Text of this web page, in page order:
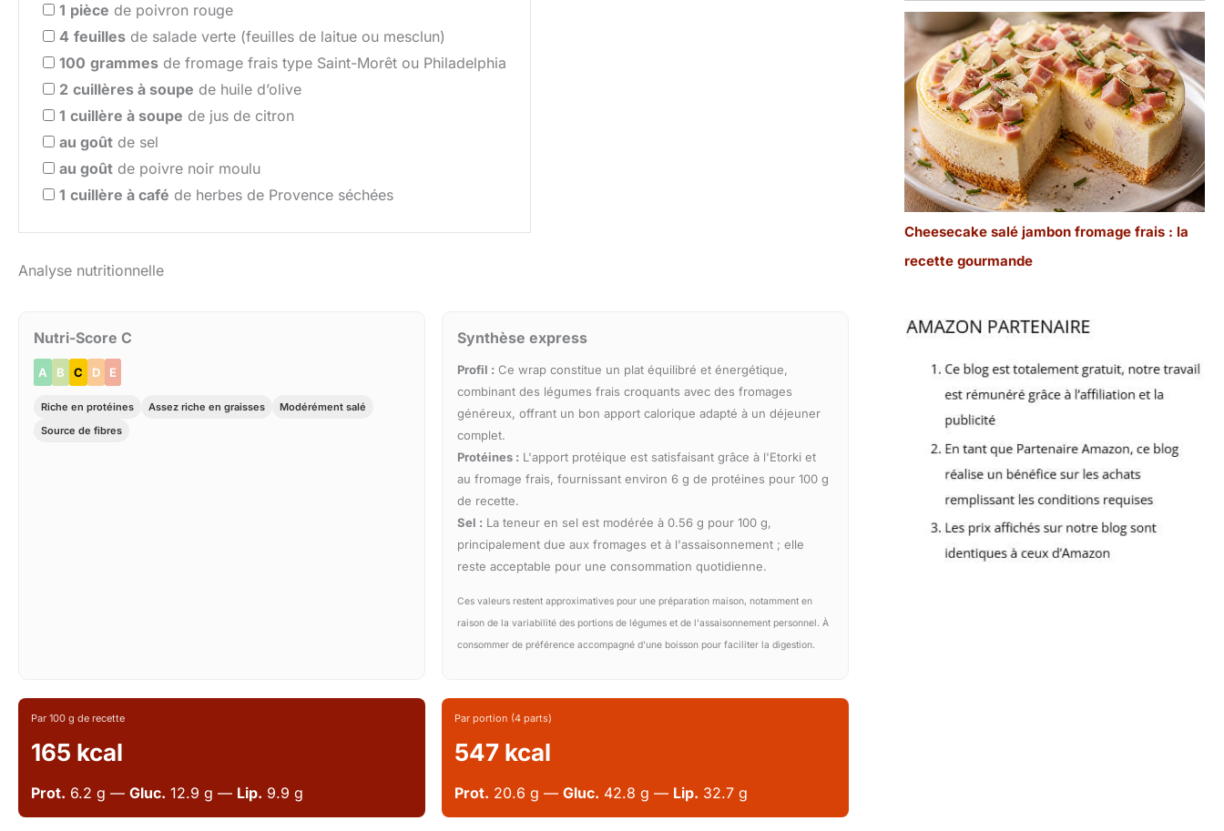
1 pièce de poivron rouge
4 feuilles de salade verte (feuilles de laitue ou mesclun)
100 grammes de fromage frais type Saint-Morêt ou Philadelphia
2 cuillères à soupe de huile d’olive
1 cuillère à soupe de jus de citron
au goût de sel
au goût de poivre noir moulu
1 cuillère à café de herbes de Provence séchées
Analyse nutritionnelle
Nutri-Score C
A B C D E
Riche en protéines Assez riche en graisses
Modérément salé
Source de fibres
Synthèse express
Profil : Ce wrap constitue un plat équilibré et énergétique,
combinant des légumes frais croquants avec des fromages
généreux, offrant un bon apport calorique adapté à un déjeuner
complet.
Protéines : L'apport protéique est satisfaisant grâce à l'Etorki et
au fromage frais, fournissant environ 6 g de protéines pour 100 g
de recette.
Sel : La teneur en sel est modérée à 0.56 g pour 100 g,
principalement due aux fromages et à l'assaisonnement ; elle
reste acceptable pour une consommation quotidienne.
Ces valeurs restent approximatives pour une préparation maison, notamment en
raison de la variabilité des portions de légumes et de l'assaisonnement personnel. À
consommer de préférence accompagné d'une boisson pour faciliter la digestion.
Par 100 g de recette
165 kcal
Prot. 6.2 g — Gluc. 12.9 g — Lip. 9.9 g
Par portion (4 parts)
547 kcal
Prot. 20.6 g —Gluc. 42.8 g — Lip. 32.7 g
Cheesecake salé jambon fromage frais : la
recette gourmande